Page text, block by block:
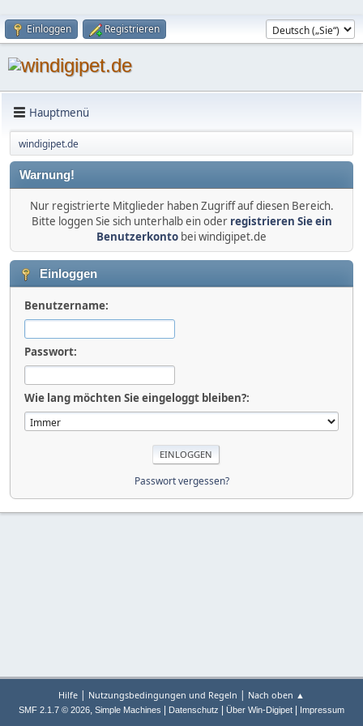
Einloggen Registrieren
Hauptmenü
windigipet.de
Warnung!
Nur registrierte Mitglieder haben Zugriff auf diesen Bereich.
Bitte loggen Sie sich unterhalb ein oder registrieren Sie ein
Benutzerkonto bei windigipet.de
Einloggen
Benutzername:
Passwort:
Wie lang möchten Sie eingeloggt bleiben?:
Passwort vergessen?
Hilfe | Nutzungsbedingungen und Regeln | Nach oben ▲
SMF 2.1.7 © 2026, Simple Machines Datenschutz Über Win-Digipet Impressum